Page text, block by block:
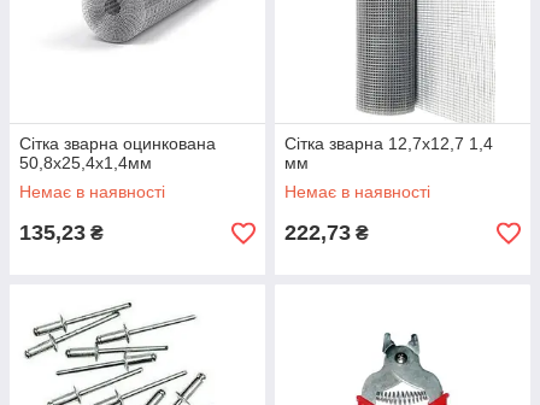
Сітка зварна оцинкована
50,8х25,4х1,4мм
Немає в наявності
135,23 ₴
Сітка зварна 12,7х12,7 1,4
мм
Немає в наявності
222,73 ₴